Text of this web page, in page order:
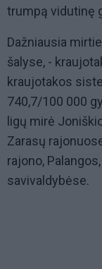
trumpą vidutinę
Dažniausia
šalyse, -
kraujotakos
740,7/100 000
ligų mirė
Zarasų
rajono,
savivaldybėse.